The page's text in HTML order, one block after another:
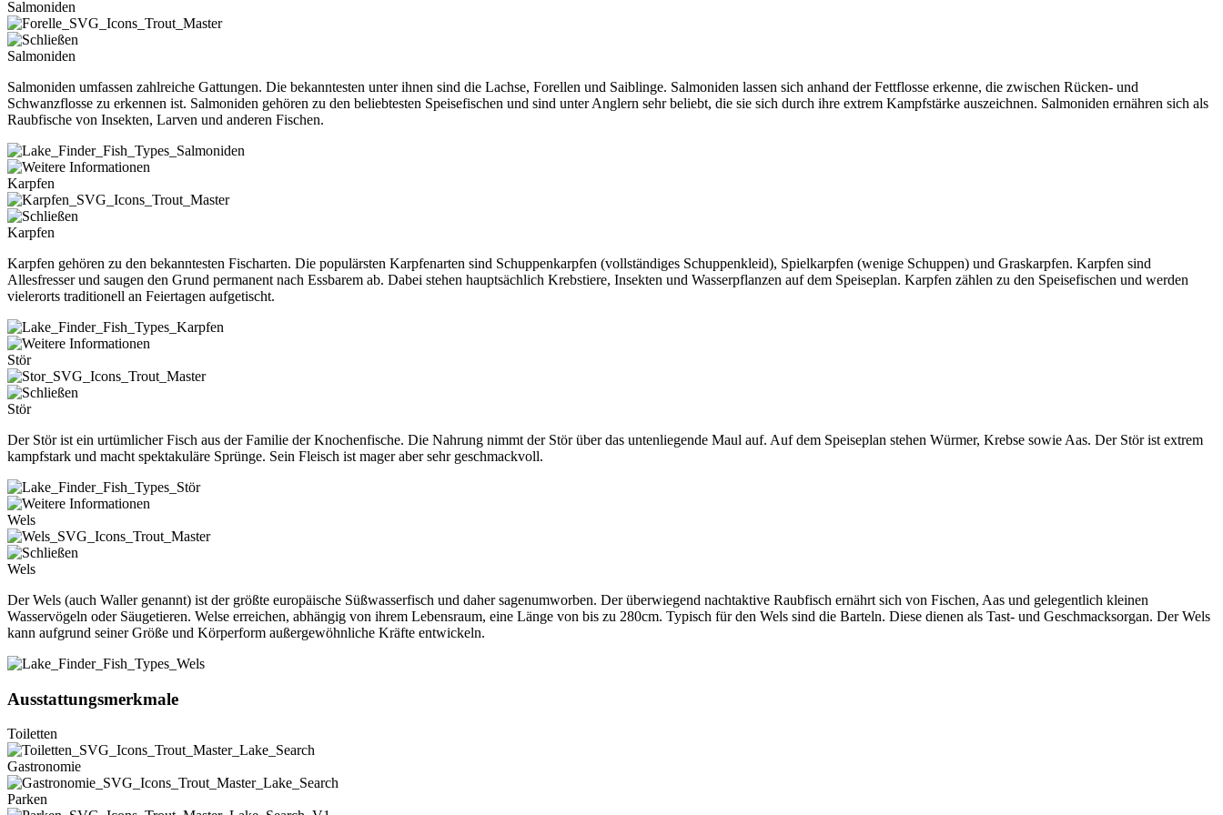
Salmoniden
Salmoniden
Salmoniden umfassen zahlreiche Gattungen. Die bekanntesten unter ihnen sind die Lachse, Forellen und Saiblinge. Salmoniden lassen sich anhand der Fettflosse erkenne, die zwischen Rücken- und
Schwanzflosse zu erkennen ist. Salmoniden gehören zu den beliebtesten Speisefischen und sind unter Anglern sehr beliebt, die sie sich durch ihre extrem Kampfstärke auszeichnen. Salmoniden ernähren sich als
Raubfische von Insekten, Larven und anderen Fischen.
Karpfen
Karpfen
Karpfen gehören zu den bekanntesten Fischarten. Die populärsten Karpfenarten sind Schuppenkarpfen (vollständiges Schuppenkleid), Spielkarpfen (wenige Schuppen) und Graskarpfen. Karpfen sind
Allesfresser und saugen den Grund permanent nach Essbarem ab. Dabei stehen hauptsächlich Krebstiere, Insekten und Wasserpflanzen auf dem Speiseplan. Karpfen zählen zu den Speisefischen und werden
vielerorts traditionell an Feiertagen aufgetischt.
Stör
Stör
Der Stör ist ein urtümlicher Fisch aus der Familie der Knochenfische. Die Nahrung nimmt der Stör über das untenliegende Maul auf. Auf dem Speiseplan stehen Würmer, Krebse sowie Aas. Der Stör ist extrem
kampfstark und macht spektakuläre Sprünge. Sein Fleisch ist mager aber sehr geschmackvoll.
Wels
Wels
Der Wels (auch Waller genannt) ist der größte europäische Süßwasserfisch und daher sagenumworben. Der überwiegend nachtaktive Raubfisch ernährt sich von Fischen, Aas und gelegentlich kleinen
Wasservögeln oder Säugetieren. Welse erreichen, abhängig von ihrem Lebensraum, eine Länge von bis zu 280cm. Typisch für den Wels sind die Barteln. Diese dienen als Tast- und Geschmacksorgan. Der Wels
kann aufgrund seiner Größe und Körperform außergewöhnliche Kräfte entwickeln.
Ausstattungsmerkmale
Toiletten
Gastronomie
Parken